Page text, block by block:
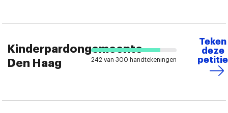
Kinderpardongemeente
Den Haag
242 van 300 handtekeningen
Teken
deze
petitie